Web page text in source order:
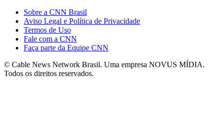
Sobre a CNN Brasil
Aviso Legal e Política de Privacidade
Termos de Uso
Fale com a CNN
Faça parte da Equipe CNN
© Cable News Network Brasil. Uma empresa NOVUS MÍDIA.
Todos os direitos reservados.